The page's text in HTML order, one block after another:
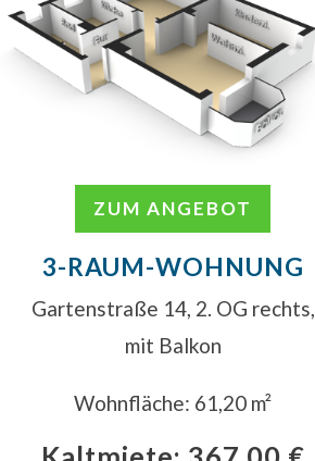
ZUM ANGEBOT
3-RAUM-WOHNUNG
Gartenstraße 14, 2. OG rechts,
mit Balkon
Wohnfläche: 61,20 m²